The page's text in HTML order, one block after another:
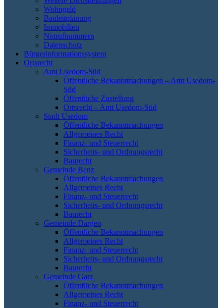
Wohngeld
Bauleitplanung
Immobilien
Notrufnummern
Datenschutz
Bürgerinformationssystem
Ortsrecht
Amt Usedom-Süd
Öffentliche Bekanntmachungen – Amt Usedom-
Süd
Öffentliche Zustellung
Ortsrecht – Amt Usedom-Süd
Stadt Usedom
Öffentliche Bekanntmachungen
Allgemeines Recht
Finanz- und Steuerrecht
Sicherheits- und Ordnungsrecht
Baurecht
Gemeinde Benz
Öffentliche Bekanntmachungen
Allgemeines Recht
Finanz- und Steuerrecht
Sicherheits- und Ordnungsrecht
Baurecht
Gemeinde Dargen
Öffentliche Bekanntmachungen
Allgemeines Recht
Finanz- und Steuerrecht
Sicherheits- und Ordnungsrecht
Baurecht
Gemeinde Garz
Öffentliche Bekanntmachungen
Allgemeines Recht
Finanz- und Steuerrecht